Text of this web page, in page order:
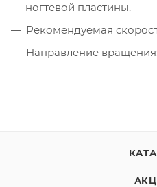
ногтевой пластины.
Рекомендуемая
Направление